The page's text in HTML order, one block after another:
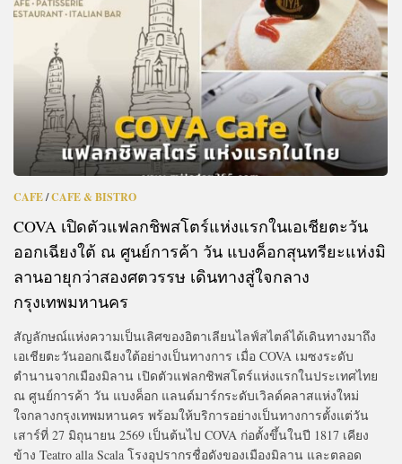
CAFE/CAFE & BISTRO
COVA เปิดตัวแฟลกชิพสโตร์แห่งแรกในเอเชียตะวัน
ออกเฉียงใต้ ณ ศูนย์การค้า วัน แบงค็อกสุนทรียะแห่งมิ
ลานอายุกว่าสองศตวรรษ เดินทางสู่ใจกลาง
กรุงเทพมหานคร
สัญลักษณ์แห่งความเป็นเลิศของอิตาเลียนไลฟ์สไตล์ได้เดินทางมาถึง
เอเชียตะวันออกเฉียงใต้อย่างเป็นทางการ เมื่อ COVA เมซงระดับ
ตำนานจากเมืองมิลาน เปิดตัวแฟลกชิพสโตร์แห่งแรกในประเทศไทย
ณ ศูนย์การค้า วัน แบงค็อก แลนด์มาร์กระดับเวิลด์คลาสแห่งใหม่
ใจกลางกรุงเทพมหานคร พร้อมให้บริการอย่างเป็นทางการตั้งแต่วัน
เสาร์ที่ 27 มิถุนายน 2569 เป็นต้นไป COVA ก่อตั้งขึ้นในปี 1817 เคียง
ข้าง Teatro alla Scala โรงอุปรากรชื่อดังของเมืองมิลาน และตลอด